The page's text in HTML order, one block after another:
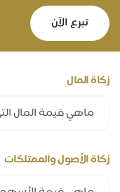
تبرع الآن
زكاة المال
زكاة الأصول والممتلكات